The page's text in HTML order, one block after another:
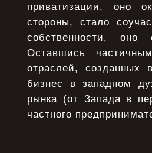
приватизации, оно
стороны, стало
собственности,
Оставшись
отраслей, созданных
бизнес в западном
рынка (от Запада в
частного